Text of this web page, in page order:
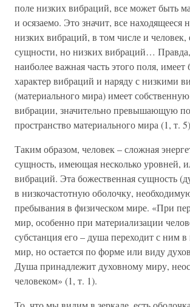
поле низких вибраций, все может быть
и осязаемо. Это значит, все находящееся
низких вибраций, в том числе и человек,
сущности, но низких вибраций… Правда,
наиболее важная часть этого поля,
характер вибраций и наряду с низкими
(материального мира) имеет собственную
вибрации, значительно превышающую
пространство материального мира (1, т.
Таким образом, человек – сложная
сущность, имеющая несколько уровней,
вибраций. Эта божественная сущность
в низкочастотную оболочку,
пребывания в физическом мире. «При
мир, особенно при материализации
субстанция его – душа переходит с ним
мир, но остается по форме или виду
Душа принадлежит духовному миру,
человеком» (1, т. 1).